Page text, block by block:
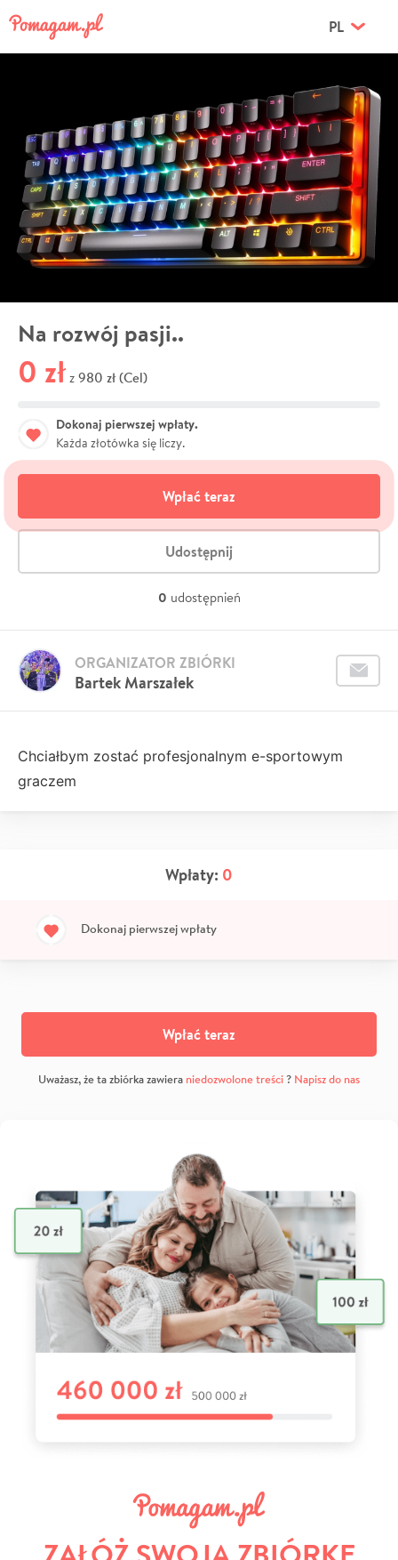
PL
Na rozwój pasji..
0 zł z 980 zł (Cel)
Dokonaj pierwszej wpłaty.
Każda złotówka się liczy.
Wpłać teraz
Udostępnij
0 udostępnień
Bartek Marszałek
ORGANIZATOR ZBIÓRKI
Chciałbym zostać profesjonalnym e-sportowym
graczem
Wpłaty: 0
Dokonaj pierwszej wpłaty
Wpłać teraz
Uważasz, że ta zbiórka zawiera niedozwolone treści? Napisz do nas